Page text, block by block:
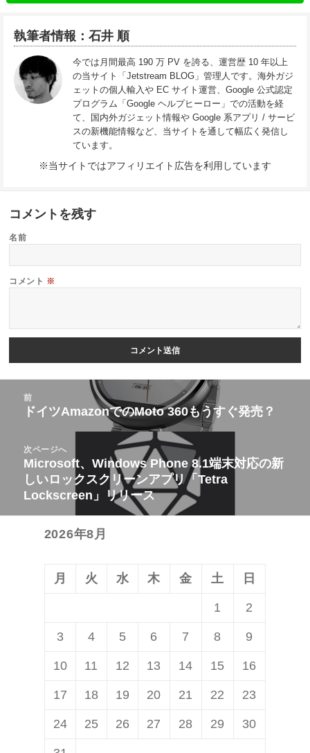
執筆者情報：石井 順
今では月間最高 190 万 PV を誇る、運営歴 10 年以上
の当サイト「Jetstream BLOG」管理人です。海外ガジ
ェットの個人輸入や EC サイト運営、Google 公式認定
プログラム「Google ヘルプヒーロー」での活動を経
て、国内外ガジェット情報や Google 系アプリ / サービ
スの新機能情報など、当サイトを通して幅広く発信し
ています。
※当サイトではアフィリエイト広告を利用しています
コメントを残す
名前
コメント ※
前
前
投
稿:
ドイツAmazonでのMoto 360もうすぐ発売？
次ページへ
次
の
Microsoft、Windows Phone 8.1端末対応の新
しいロックスクリーンアプリ「Tetra
Lockscreen」リリース
2026年8月
月 火 水 木 金 土 日
1 2
3 4 5 6 7 8 9
10 11 12 13 14 15 16
17 18 19 20 21 22 23
24 25 26 27 28 29 30